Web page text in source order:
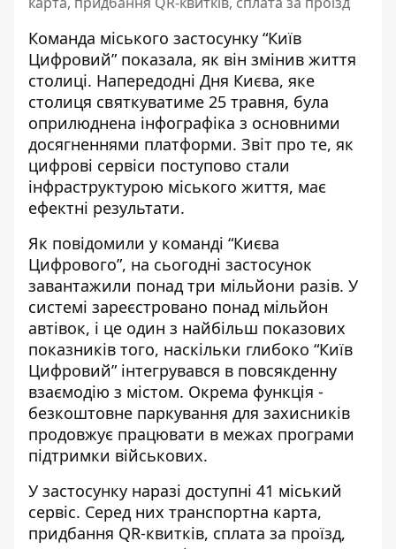
Команда міського застосунку “Київ
Цифровий” показала, як він змінив життя
столиці. Напередодні Дня Києва, яке
столиця святкуватиме 25 травня, була
оприлюднена інфографіка з основними
досягненнями платформи. Звіт про те, як
цифрові сервіси поступово стали
інфраструктурою міського життя, має
ефектні результати.
Як повідомили у команді “Києва
Цифрового”, на сьогодні застосунок
завантажили понад три мільйони разів. У
системі зареєстровано понад мільйон
автівок, і це один з найбільш показових
показників того, наскільки глибоко “Київ
Цифровий” інтегрувався в повсякденну
взаємодію з містом. Окрема функція -
безкоштовне паркування для захисників
продовжує працювати в межах програми
підтримки військових.
У застосунку наразі доступні 41 міський
сервіс. Серед них транспортна карта,
придбання QR-квитків, сплата за проїзд,